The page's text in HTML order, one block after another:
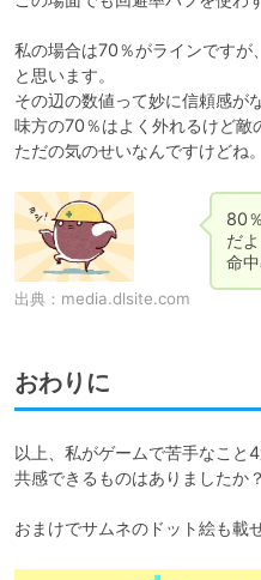
私の場合は70％がラインです
と思います。
その辺の数値って妙に信頼感が
味方の70％はよく外れるけど敵
ただの気のせいなんですけどね。
出典： media.dlsite.com
80
だ
命
おわりに
以上、私がゲームで苦手なこと4
共感できるものはありましたか？
おまけでサムネのドット絵も載